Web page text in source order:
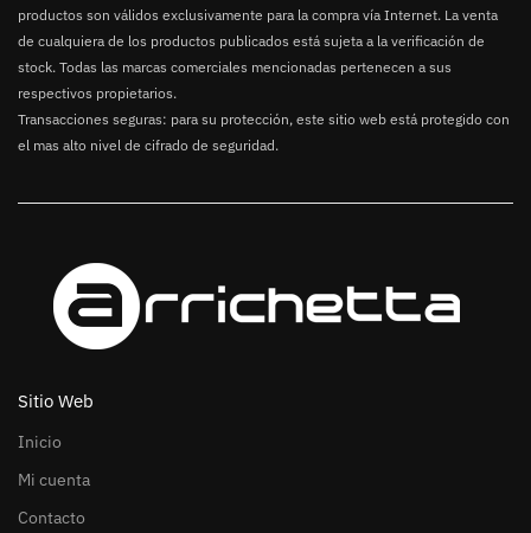
productos son válidos exclusivamente para la compra vía Internet. La venta
de cualquiera de los productos publicados está sujeta a la verificación de
stock. Todas las marcas comerciales mencionadas pertenecen a sus
respectivos propietarios.
Transacciones seguras: para su protección, este sitio web está protegido con
el mas alto nivel de cifrado de seguridad.
Sitio Web
Inicio
Mi cuenta
Contacto